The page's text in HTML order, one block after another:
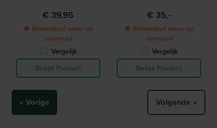
€ 39,95
● Binnenkort weer op
voorraad
Vergelijk
Bekijk Product
€ 35,-
● Binnenkort weer op
voorraad
Vergelijk
Bekijk Product
« Vorige Volgende »